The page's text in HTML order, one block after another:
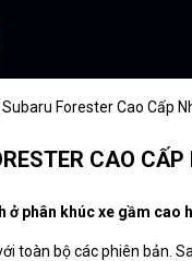
Forester Cao Cấp
CAO
phân khúc xe gầm
toàn bộ các phiên bản.